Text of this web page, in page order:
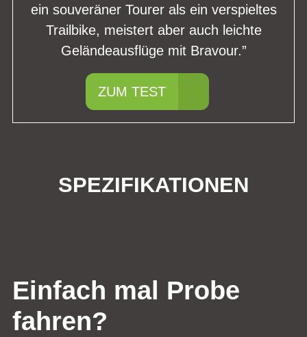
ein souveräner Tourer als ein verspieltes
Trailbike, meistert aber auch leichte
Geländeausflüge mit Bravour.”
ZUM TEST
SPEZIFIKATIONEN
Einfach mal Probe
fahren?